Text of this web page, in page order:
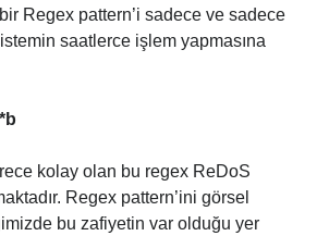
Regex pattern’i sadece ve sadece
saatlerce işlem yapmasına
kolay olan bu regex ReDoS
Regex pattern’ini görsel
bu zafiyetin var olduğu yer